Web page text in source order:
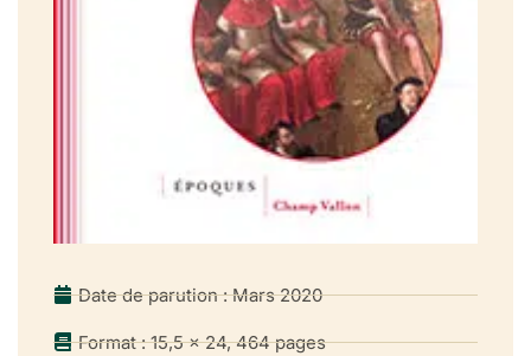
Date de parution : Mars 2020
Format : 15,5 x 24, 464 pages